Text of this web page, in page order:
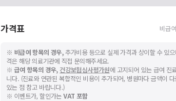
가격표 비급
※ 비급여 항목의 경우,추가비용 등으로 실제 가격과 상이할 수 있
격은 해당 의료기관에 직접 문의해주세요.
※ 급여 항목의 경우, 건강보험심사평가원에 고지되어 있는 급여 진
니다. (진료와 연관된 복합적인 비용이 추가되어, 병원마다 금액이
있는 점 참고 바랍니다.)
※ 이벤트가, 할인가는VAT 포함